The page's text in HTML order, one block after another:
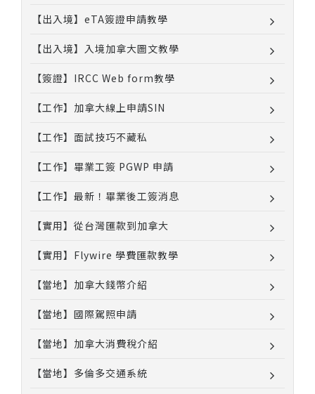
【出入境】eTA簽證申請教學
【出入境】入境加拿大圖文教學
【簽證】IRCC Web form教學
【工作】加拿大線上申請SIN
【工作】面試技巧不藏私
【工作】畢業工簽 PGWP 申請
【工作】最新！畢業後工簽消息
【實用】從台灣匯款到加拿大
【實用】Flywire 學費匯款教學
【當地】加拿大錢幣介紹
【當地】國際駕照申請
【當地】加拿大消費稅介紹
【當地】多倫多交通系統